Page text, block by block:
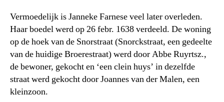
Vermoedelijk is Janneke Farnese veel later overleden.
Haar boedel werd op 26 febr. 1638 verdeeld. De woning
op de hoek van de Snorstraat (Snorckstraat, een gedeelte
van de huidige Broerestraat) werd door Abbe Ruyrtsz.,
de bewoner, gekocht en ‘een clein huys’ in dezelfde
straat werd gekocht door Joannes van der Malen, een
kleinzoon.